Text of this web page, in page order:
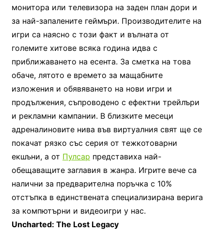
монитора или телевизора на заден план дори и
за най-запалените геймъри. Производителите на
игри са наясно с този факт и вълната от
големите хитове всяка година идва с
приближаването на есента. За сметка на това
обаче, лятото е времето за мащабните
изложения и обявяването на нови игри и
продължения, съпроводено с ефектни трейлъри
и рекламни кампании. В близките месеци
адреналиновите нива във виртуалния свят ще се
покачат рязко със серия от тежкотоварни
екшъни, а от Пулсар представиха най-
обещаващите заглавия в жанра. Игрите вече са
налични за предварителна поръчка с 10%
отстъпка в единствената специализирана верига
за компютърни и видеоигри у нас.
Uncharted: The Lost Legacy